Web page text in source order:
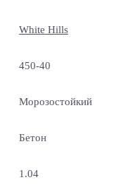
White Hills
450-40
Морозостойкий
Бетон
1.04